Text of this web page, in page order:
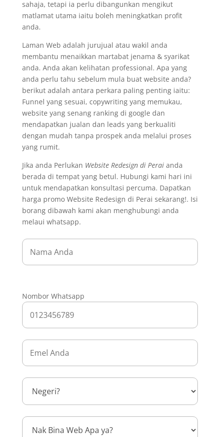
sahaja, tetapi ia perlu dibangunkan mengikut
matlamat utama iaitu boleh meningkatkan profit
anda.
Laman Web adalah jurujual atau wakil anda
membantu menaikkan martabat jenama & syarikat
anda. Anda akan kelihatan professional. Apa yang
anda perlu tahu sebelum mula buat website anda?
berikut adalah antara perkara paling penting iaitu:
Funnel yang sesuai, copywriting yang memukau,
website yang senang ranking di google dan
mendapatkan jualan dan leads yang berkualiti
dengan mudah tanpa prospek anda melalui proses
yang rumit.
Jika anda Perlukan Website Redesign di Peraianda
berada di tempat yang betul. Hubungi kami hari ini
untuk mendapatkan konsultasi percuma. Dapatkan
harga promo Website Redesign di Perai sekarang!. Isi
borang dibawah kami akan menghubungi anda
melaui whatsapp.
Nombor Whatsapp